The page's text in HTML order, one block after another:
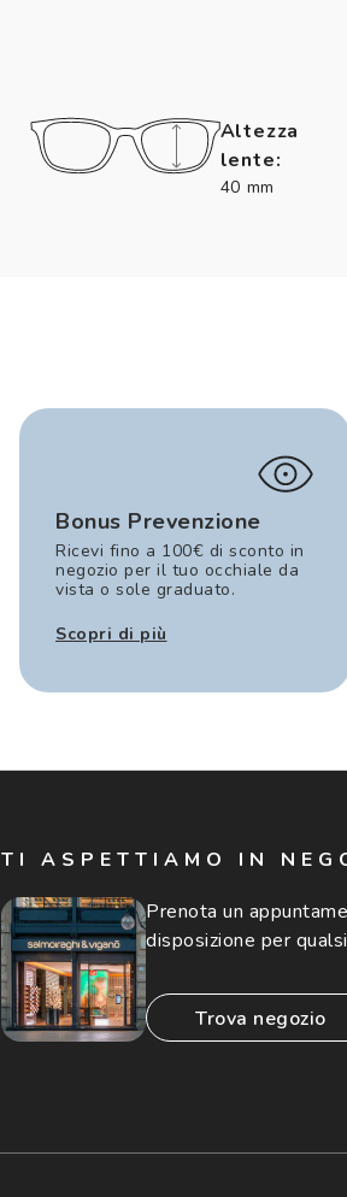
Altezza
lente:
40 mm
Bonus Prevenzione
Ricevi fino a 100€ di sconto in
negozio per il tuo occhiale da
vista o sole graduato.
Scopri di più
TI ASPETTIAMO IN
Prenota un
disposizione per
trova negozio